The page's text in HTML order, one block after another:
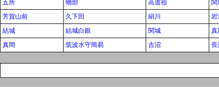
五所
物部 高道祖
芳賀山前
久下田 絹川
岩
結城
結城白銀 関城
真
真岡
筑波水守簡易 吉沼 長